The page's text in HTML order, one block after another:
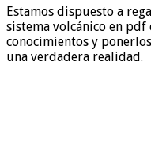
Estamos dispuesto a
sistema volcánico en
conocimientos y
una verdadera realidad.